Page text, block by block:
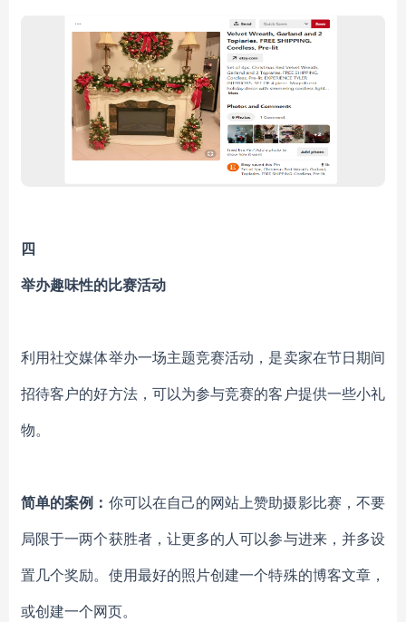
四
举办趣味性的比赛活动
利用社交媒体举办一场主题竞赛活动，是卖家在节日期间
招待客户的好方法，可以为参与竞赛的客户提供一些小礼
物。
简单的案例： 你可以在自己的网站上赞助摄影比赛，不要
局限于一两个获胜者，让更多的人可以参与进来，并多设
置几个奖励。使用最好的照片创建一个特殊的博客文章，
或创建一个网页。